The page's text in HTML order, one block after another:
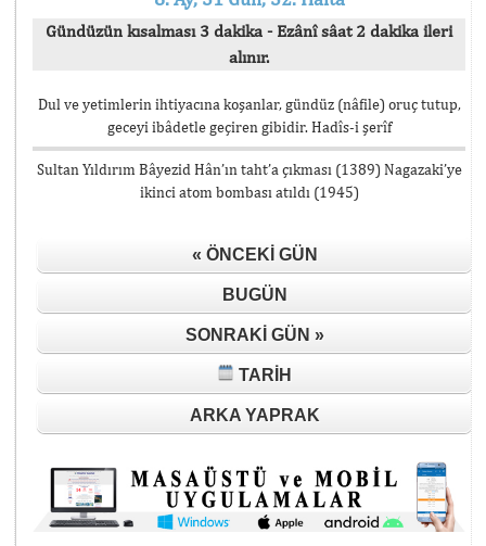
Gündüzün kısalması 3 dakika - Ezânî sâat 2 dakika ileri
alınır.
Dul ve yetimlerin ihtiyacına koşanlar, gündüz (nâfile) oruç tutup,
geceyi ibâdetle geçiren gibidir. Hadîs-i şerîf
Sultan Yıldırım Bâyezid Hân’ın taht’a çıkması (1389) Nagazaki’ye
ikinci atom bombası atıldı (1945)
« ÖNCEKI GÜN
BUGÜN
SONRAKI GÜN »
TARIH
ARKA YAPRAK